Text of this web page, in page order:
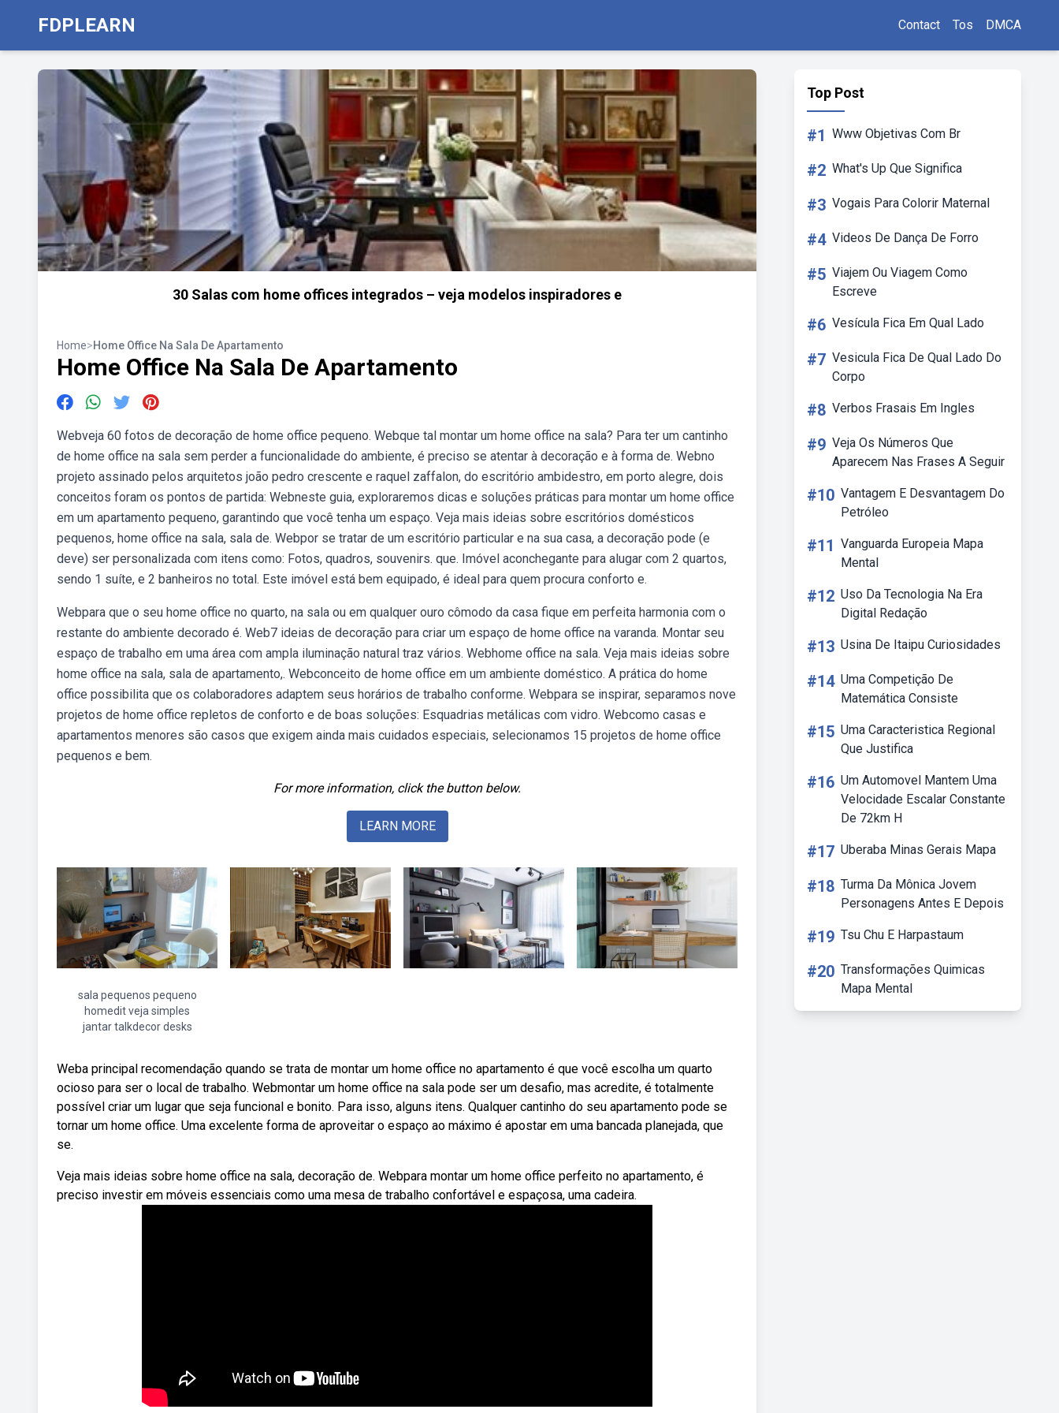
FDPLEARN Contact Tos DMCA
30 Salas com home offices integrados – veja modelos inspiradores e
Home>Home Office Na Sala De Apartamento
Home Office Na Sala De Apartamento
Webveja 60 fotos de decoração de home office pequeno. Webque tal montar um home office na sala? Para ter um cantinho
de home office na sala sem perder a funcionalidade do ambiente, é preciso se atentar à decoração e à forma de. Webno
projeto assinado pelos arquitetos joão pedro crescente e raquel zaffalon, do escritório ambidestro, em porto alegre, dois
conceitos foram os pontos de partida: Webneste guia, exploraremos dicas e soluções práticas para montar um home office
em um apartamento pequeno, garantindo que você tenha um espaço. Veja mais ideias sobre escritórios domésticos
pequenos, home office na sala, sala de. Webpor se tratar de um escritório particular e na sua casa, a decoração pode (e
deve) ser personalizada com itens como: Fotos, quadros, souvenirs. que. Imóvel aconchegante para alugar com 2 quartos,
sendo 1 suíte, e 2 banheiros no total. Este imóvel está bem equipado, é ideal para quem procura conforto e.
Webpara que o seu home office no quarto, na sala ou em qualquer ouro cômodo da casa fique em perfeita harmonia com o
restante do ambiente decorado é. Web7 ideias de decoração para criar um espaço de home office na varanda. Montar seu
espaço de trabalho em uma área com ampla iluminação natural traz vários. Webhome office na sala. Veja mais ideias sobre
home office na sala, sala de apartamento,. Webconceito de home office em um ambiente doméstico. A prática do home
office possibilita que os colaboradores adaptem seus horários de trabalho conforme. Webpara se inspirar, separamos nove
projetos de home office repletos de conforto e de boas soluções: Esquadrias metálicas com vidro. Webcomo casas e
apartamentos menores são casos que exigem ainda mais cuidados especiais, selecionamos 15 projetos de home office
pequenos e bem.
For more information, click the button below.
LEARN MORE
sala pequenos pequeno
homedit veja simples
jantar talkdecor desks
Weba principal recomendação quando se trata de montar um home office no apartamento é que você escolha um quarto
ocioso para ser o local de trabalho. Webmontar um home office na sala pode ser um desafio, mas acredite, é totalmente
possível criar um lugar que seja funcional e bonito. Para isso, alguns itens. Qualquer cantinho do seu apartamento pode se
tornar um home office. Uma excelente forma de aproveitar o espaço ao máximo é apostar em uma bancada planejada, que
se.
Veja mais ideias sobre home office na sala, decoração de. Webpara montar um home office perfeito no apartamento, é
preciso investir em móveis essenciais como uma mesa de trabalho confortável e espaçosa, uma cadeira.
Top Post
#1 Www Objetivas Com Br
#2 What's Up Que Significa
#3 Vogais Para Colorir Maternal
#4 Videos De Dança De Forro
#5 Viajem Ou Viagem Como
Escreve
#6 Vesícula Fica Em Qual Lado
#7 Vesicula Fica De Qual Lado Do
Corpo
#8 Verbos Frasais Em Ingles
#9 Veja Os Números Que
Aparecem Nas Frases A Seguir
#10 Vantagem E Desvantagem Do
Petróleo
#11 Vanguarda Europeia Mapa
Mental
#12 Uso Da Tecnologia Na Era
Digital Redação
#13 Usina De Itaipu Curiosidades
#14 Uma Competição De
Matemática Consiste
#15 Uma Caracteristica Regional
Que Justifica
#16 Um Automovel Mantem Uma
Velocidade Escalar Constante
De 72km H
#17 Uberaba Minas Gerais Mapa
#18 Turma Da Mônica Jovem
Personagens Antes E Depois
#19 Tsu Chu E Harpastaum
#20 Transformações Quimicas
Mapa Mental